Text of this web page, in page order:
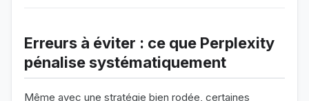
Erreurs à éviter : ce que Perplexity
pénalise systématiquement
Même avec une stratégie bien rodée, certaines